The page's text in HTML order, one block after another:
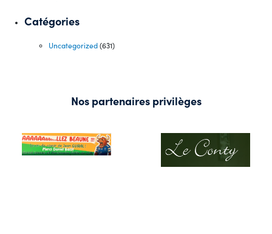
Catégories
Uncategorized(631)
Nos partenaires privilèges